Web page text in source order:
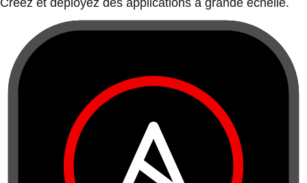
Créez et déployez des applications à grande échelle.